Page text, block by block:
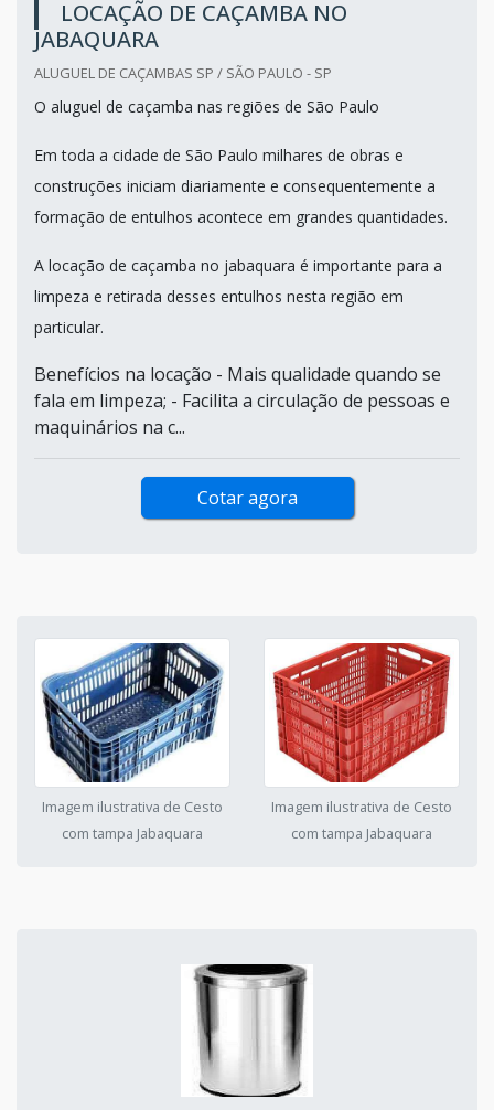
LOCAÇÃO DE CAÇAMBA NO
JABAQUARA
ALUGUEL DE CAÇAMBAS SP / SÃO PAULO - SP
O aluguel de caçamba nas regiões de São Paulo
Em toda a cidade de São Paulo milhares de obras e
construções iniciam diariamente e consequentemente a
formação de entulhos acontece em grandes quantidades.
A locação de caçamba no jabaquara é importante para a
limpeza e retirada desses entulhos nesta região em
particular.
Benefícios na locação - Mais qualidade quando se
fala em limpeza; - Facilita a circulação de pessoas e
maquinários na c...
Cotar agora
Imagem ilustrativa de Cesto
com tampa Jabaquara
Imagem ilustrativa de Cesto
com tampa Jabaquara